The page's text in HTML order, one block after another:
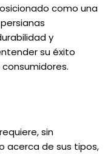
como una
y
su éxito
requiere, sin
acerca de sus tipos,